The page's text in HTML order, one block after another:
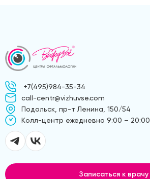
+7(495)984-35-34
call-centr@vizhuvse.com
Подольск, пр-т Ленина, 150/54
Kолл-центр ежедневно 9:00 – 20:00
Записаться к врачу